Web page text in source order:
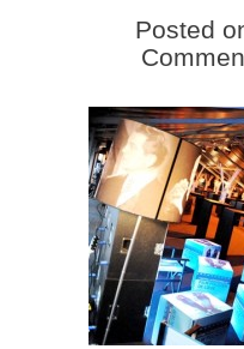
Posted